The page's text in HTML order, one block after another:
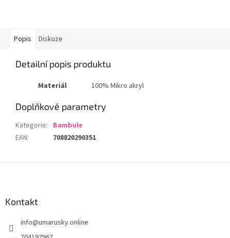
Popis Diskuze
Detailní popis produktu
Materiál 100% Mikro akryl
Doplňkové parametry
Kategorie: Bambule
EAN: 708820290351
Kontakt
info@umarusky.online